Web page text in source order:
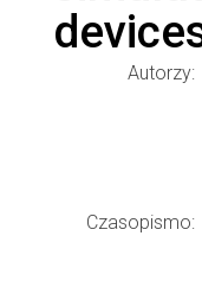
Autorzy:
Czasopismo: